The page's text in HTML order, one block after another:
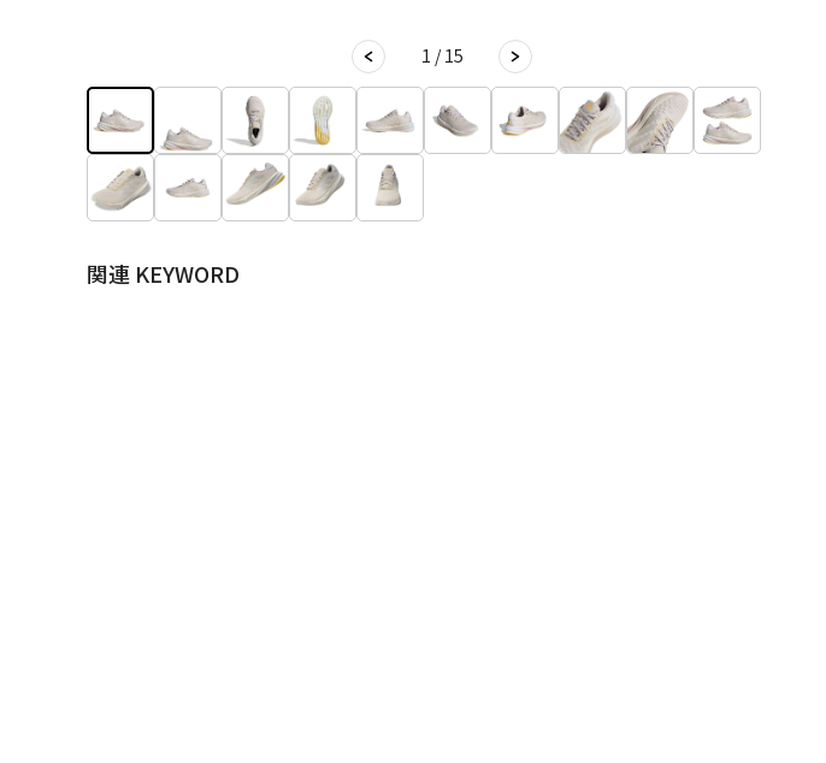
1 / 15
関連 KEYWORD